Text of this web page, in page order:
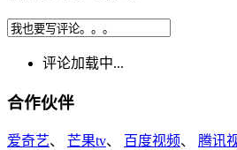
评论加载中...
合作伙伴
爱奇艺、 芒果tv、 百度视频、 腾讯